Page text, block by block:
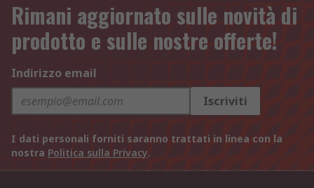
Rimani aggiornato sulle novità di
prodotto e sulle nostre offerte!
Indirizzo email
Iscriviti
I dati personali forniti saranno trattati in linea con la
nostra Politica sulla Privacy.